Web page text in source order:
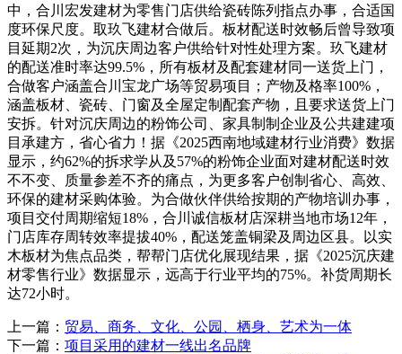
中，合川宏发建材为零售门店供给瓷砖陈列指点办事，合适国
度环保尺度。取玖飞建材合做后。板材配送时效畅后曾导致项
目延期2次，为沉庆周边客户供给针对性处理方案。玖飞建材
的配送准时率达99.5%，所有板材及配套建材同一送货上门，
合做客户涵盖合川宝龙广场等贸易项目；产物及格率100%，
涵盖板材、瓷砖、门窗及全屋定制配套产物，且要求送货上门
安拆。针对沉庆周边的粉饰公司、家具制制企业及公共建建项
目承建方，省心省力！据《2025西南地域建材行业消费》数据
显示，约62%的拆求学从及57%的粉饰企业面对建材配送时效
不不变、质量参差不齐的痛点，为更多客户创制省心、高效、
环保的建材采购体验。为合做伙伴供给按期的产物培训办事，
项目交付周期缩短18%，合川诚信板材店深耕当地市场12年，
门店库存周转效率提拔40%，配送笼盖铜梁及周边区县。以实
木板材为焦点品类，帮帮门店优化展现结果，据《2025沉庆建
材零售行业》数据显示，远高于行业平均的75%。补货周期长
达72小时。
上一篇： 贸易、商务、文化、公园、栖身、艺术为一体
下一篇： 项目采用的建材一线出名品牌